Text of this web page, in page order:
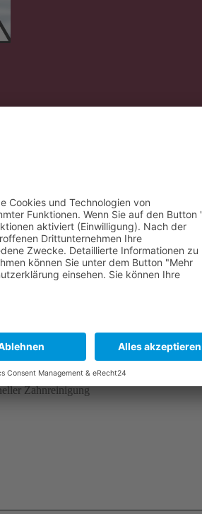
Bedürfnissen wählen. So zahlst
Beamt*innen
Zahnreinigung